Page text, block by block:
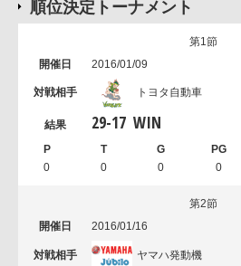
順位決定トーナメント
第1節
2016/01/09
トヨタ自動車
29-17 WIN
0 0 0 0
第2節
2016/01/16
ヤマハ発動機